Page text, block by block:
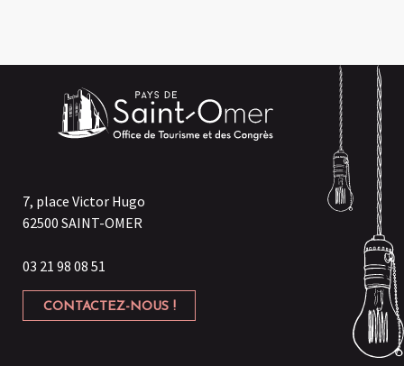
7, place Victor Hugo
62500 SAINT-OMER
03 21 98 08 51
CONTACTEZ-NOUS !